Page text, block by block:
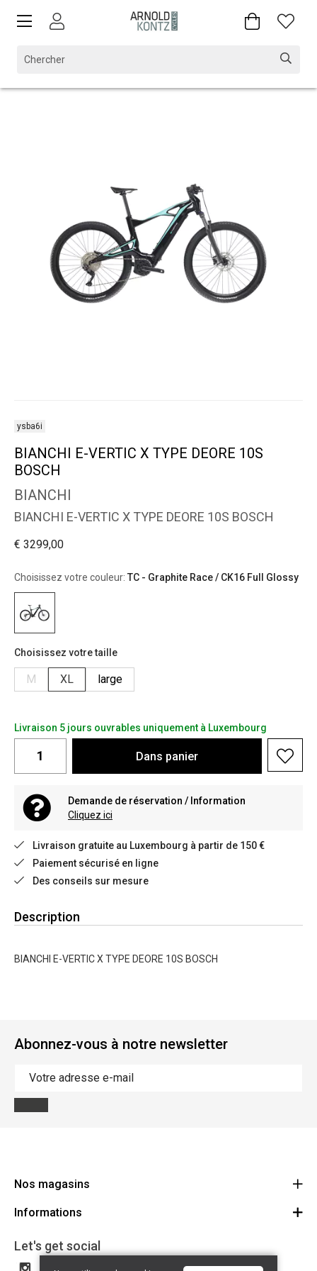
ysba6i
BIANCHI E-VERTIC X TYPE DEORE 10S
BOSCH
BIANCHI
BIANCHI E-VERTIC X TYPE DEORE 10S BOSCH
€ 3299,00
Choisissez votre couleur: TC - Graphite Race / CK16 Full Glossy
Choisissez votre taille
M XL large
Livraison 5 jours ouvrables uniquement à Luxembourg
Dans panier
Demande de réservation / Information
Cliquez ici
Livraison gratuite au Luxembourg à partir de 150 €
Paiement sécurisé en ligne
Des conseils sur mesure
Description
BIANCHI E-VERTIC X TYPE DEORE 10S BOSCH
Abonnez-vous à notre newsletter
Nos magasins
Cycles Arnold Kontz Gare / Bonnevoie
+352 40 96 74 214 / +352 40 96 74 215
Informations
Conditions générales
Avertissement
Let's get social